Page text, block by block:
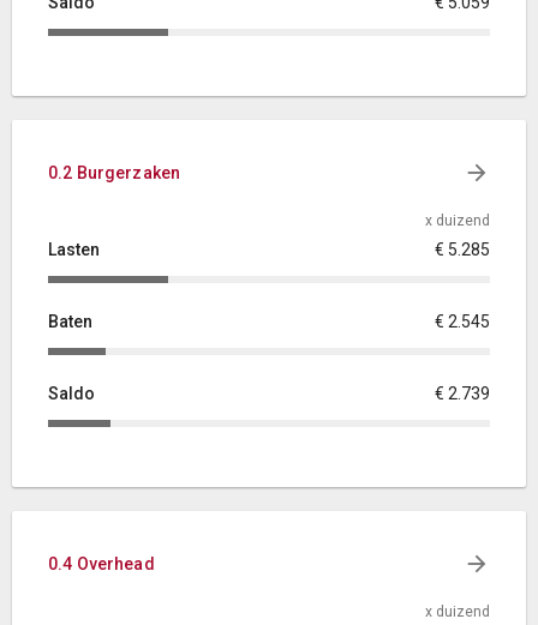
0.2 Burgerzaken
x duizend
Lasten € 5.285
Baten € 2.545
Saldo € 2.739
0.4 Overhead
x duizend